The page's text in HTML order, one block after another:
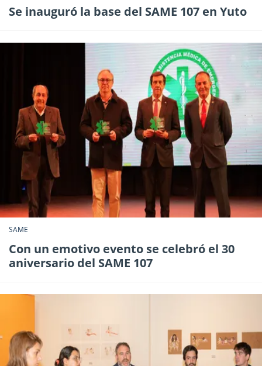
Se inauguró la base del SAME 107 en Yuto
SAME
Con un emotivo evento se celebró el 30
aniversario del SAME 107